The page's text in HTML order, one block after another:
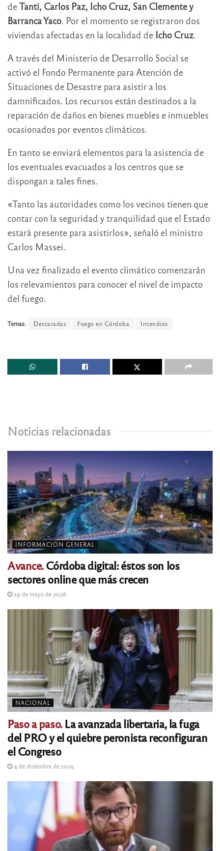
deTanti, Carlos Paz, Icho Cruz, San Clemente y
Barranca Yaco. Por el momento se registraron dos
viviendas afectadas en la localidad de Icho Cruz.
A través del Ministerio de Desarrollo Social se
activó el Fondo Permanente para Atención de
Situaciones de Desastre para asistir a los
damnificados. Los recursos están destinados a la
reparación de daños en bienes muebles e inmuebles
ocasionados por eventos climáticos.
En tanto se enviará elementos para la asistencia de
los eventuales evacuados a los centros que se
dispongan a tales fines.
«Tanto las autoridades como los vecinos tienen que
contar con la seguridad y tranquilidad que el Estado
estará presente para asistirlos», señaló el ministro
Carlos Massei.
Una vez finalizado el evento climático comenzarán
los relevamientos para conocer el nivel de impacto
del fuego.
Temas: Destacadas Fuego en Córdoba Incendios
Noticias relacionadas
INFORMACIÓN GENERAL
Avance.Córdoba digital: éstos son los
sectores online que más crecen
29 de mayo de 2026
NACIONAL
Paso a paso.La avanzada libertaria, la fuga
del PRO y el quiebre peronista reconfiguran
el Congreso
4 de diciembre de 2025